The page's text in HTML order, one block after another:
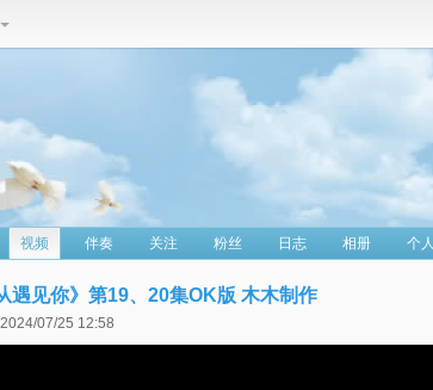
视频 伴奏 关注 粉丝 日志 相册 个
遇见你》第19、20集OK版 木木制作
07/25 12:58